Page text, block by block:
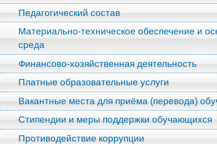
Педагогический состав
Материально-техническое обеспечение и
среда
Финансово-хозяйственная деятельность
Платные образовательные услуги
Вакантные места для приёма (перевода)
Стипендии и меры поддержки обучающихся
Противодействие коррупции